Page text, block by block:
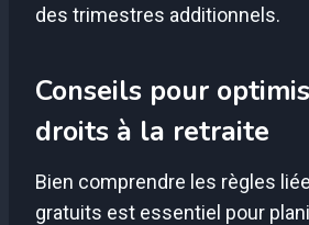
des trimestres additionnels.
Conseils pour
droits à la retraite
Bien comprendre les règles
gratuits est essentiel pour